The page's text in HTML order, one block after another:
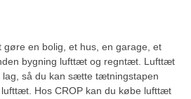
gøre en bolig, et hus, en garage, et
bygning lufttæt og regntæt. Lufttæt
så du kan sætte tætningstapen
Hos CROP kan du købe lufttæt